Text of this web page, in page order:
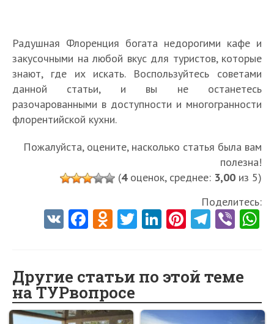
Радушная Флоренция богата недорогими кафе и
закусочными на любой вкус для туристов, которые
знают, где их искать. Воспользуйтесь советами
данной статьи, и вы не останетесь
разочарованными в доступности и многогранности
флорентийской кухни.
Пожалуйста, оцените, насколько статья была вам
полезна!
(4оценок, среднее: 3,00 из 5)
Поделитесь:
V Fa
o
o
k
O
o
kl
as
T
er
Li
dI
n
Pi
es
t
Te
a
m
Vi
Другие статьи по этой теме
на ТУРвопросе